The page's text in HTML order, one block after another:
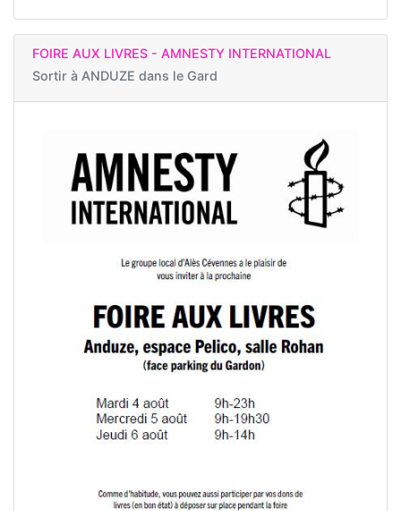
FOIRE AUX LIVRES - AMNESTY INTERNATIONAL
Sortir à ANDUZE dans le Gard